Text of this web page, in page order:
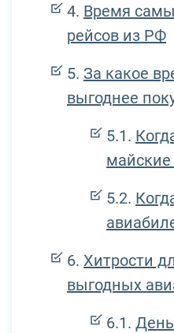
Время
рейсов из РФ
За какое
выгоднее
Хитрости
выгодных